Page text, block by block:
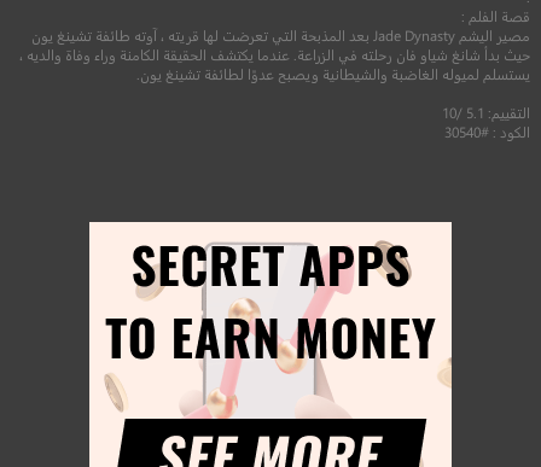
قصة الفلم :
مصير اليشم Jade Dynasty بعد المذبحة التي تعرضت لها قريته ، آوته طائفة تشينغ يون
حيث بدأ شانغ شياو فان رحلته في الزراعة. عندما يكتشف الحقيقة الكامنة وراء وفاة والديه ،
يستسلم لميوله الغاضبة والشيطانية ويصبح عدوًا لطائفة تشينغ يون.
التقييم: 5.1 /10
الكود : #30540